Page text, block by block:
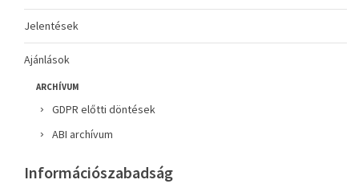
Jelentések
Ajánlások
ARCHÍVUM
GDPR előtti döntések
ABI archívum
Információszabadság